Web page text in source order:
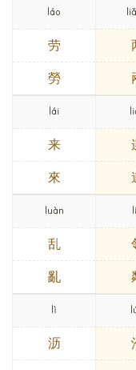
láo
劳
勞
lái
来
來
luàn
乱
亂
lì
沥